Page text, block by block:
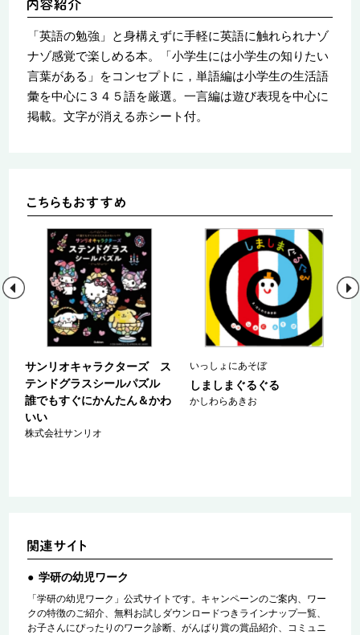
「英語の勉強」と身構えずに手軽に英語に触れられナゾ
ナゾ感覚で楽しめる本。「小学生には小学生の知りたい
言葉がある」をコンセプトに，単語編は小学生の生活語
彙を中心に３４５語を厳選。一言編は遊び表現を中心に
掲載。文字が消える赤シート付。
サンリオキャラクターズ ス
テンドグラスシールパズル
誰でもすぐにかんたん＆かわ
いい
株式会社サンリオ
いっしょにあそぼ
しましまぐるぐる
かしわらあきお
学研の幼児ワーク
「学研の幼児ワーク」公式サイトです。キャンペーンのご案内、ワー
クの特徴のご紹介、無料お試しダウンロードつきラインナップ一覧、
お子さんにぴったりのワーク診断、がんばり賞の賞品紹介、コミュニ